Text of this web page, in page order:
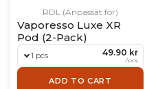
RDL (Anpassat för)
Vaporesso Luxe XR
Pod (2-Pack)
1 pcs 49.90 kr
/pcs
ADD TO CART